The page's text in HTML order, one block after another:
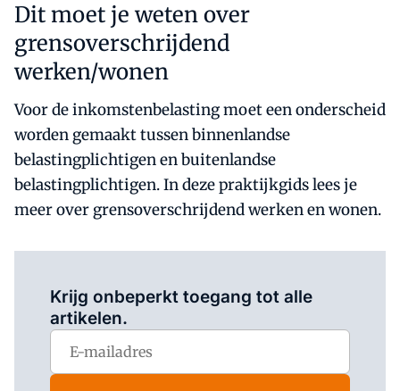
Dit moet je weten over
grensoverschrijdend
werken/wonen
Voor de inkomstenbelasting moet een onderscheid
worden gemaakt tussen binnenlandse
belastingplichtigen en buitenlandse
belastingplichtigen. In deze praktijkgids lees je
meer over grensoverschrijdend werken en wonen.
Krijg onbeperkt toegang tot alle
artikelen.